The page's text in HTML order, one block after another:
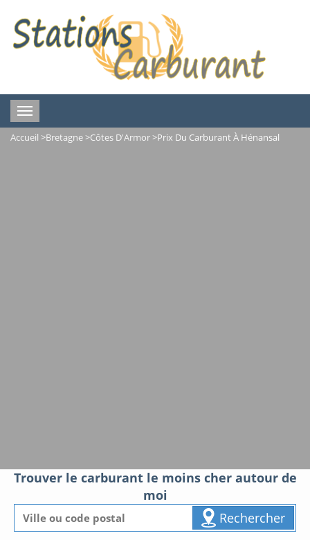
Toggle
navigation
Accueil >Bretagne>Côtes D'Armor>Prix Du Carburant À Hénansal
Trouver le carburant le moins cher autour de
moi
Rechercher